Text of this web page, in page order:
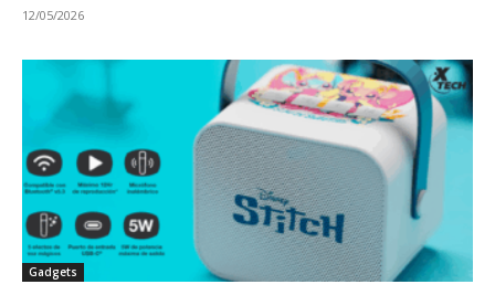
12/05/2026
Gadgets